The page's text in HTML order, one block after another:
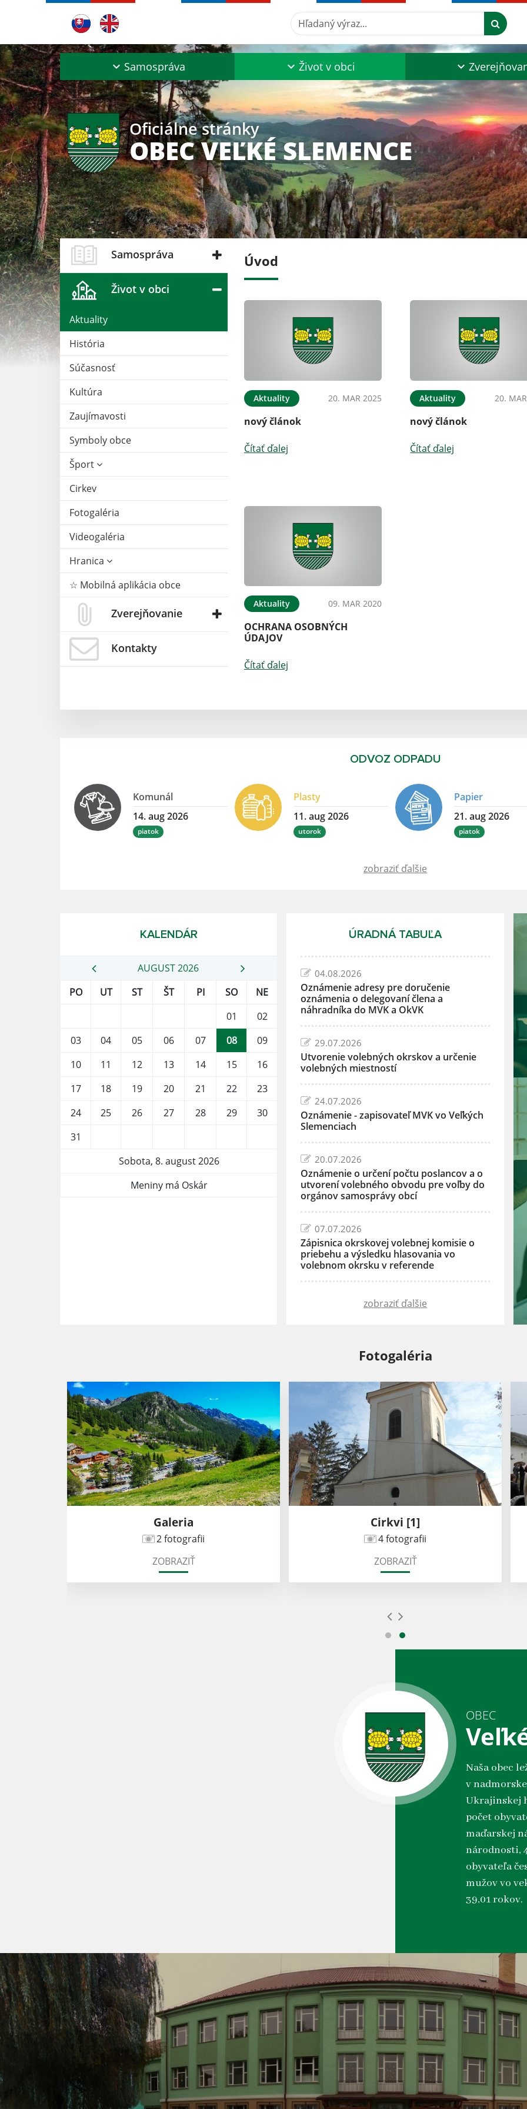
Hľadaný výraz...
Samospráva Život v obci
Oficiálne stránky
OBEC VEĽKÉ SLEMENCE
Samospráva
Život v obci
Aktuality
História
Súčasnosť
Kultúra
Zaujímavosti
Symboly obce
Šport
Cirkev
Fotogaléria
Videogaléria
Hranica
☆ Mobilná aplikácia obce
Zverejňovanie
Kontakty
Úvod
20. MAR 2025
Інформація для українців,
що прибувають у
Словаччину
Aktuality 20. MAR 2025
nový článok
Čítať ďalej
Aktuality 20.
nový článok
Čítať ďalej
Aktuality 09. MAR 2020
OCHRANA OSOBNÝCH
ÚDAJOV
Čítať ďalej
ODVOZ ODPADU
Komunál
14. aug 2026
piatok
Plasty
11. aug 2026
utorok
Papier
21. aug 2026
piatok
zobraziť ďalšie
KALENDÁR
AUGUST 2026
PO
UT ST ŠT PI SO
NE
01
02
03
04 05 06 07 08
09
10
11 12 13 14 15
16
17
18 19 20 21 22
23
24
25 26 27 28 29
30
31
Sobota, 8. august 2026
Meniny má Oskár
ÚRADNÁ TABUĽA
04.08.2026
Oznámenie adresy pre doručenie
oznámenia o delegovaní člena a
náhradníka do MVK a OkVK
29.07.2026
Utvorenie volebných okrskov a určenie
volebných miestností
24.07.2026
Oznámenie - zapisovateľ MVK vo Veľkých
Slemenciach
20.07.2026
Oznámenie o určení počtu poslancov a o
utvorení volebného obvodu pre voľby do
orgánov samosprávy obcí
07.07.2026
Zápisnica okrskovej volebnej komisie o
priebehu a výsledku hlasovania vo
volebnom okrsku v referende
zobraziť ďalšie
Fotogaléria
Galeria
2 fotografii
ZOBRAZIŤ
Cirkvi [1]
4 fotografii
ZOBRAZIŤ
OBEC
Naša obec
v
Ukrajinskej
počet
maďarskej
národnosti,
obyvateľa
mužov vo
39,01 rokov.